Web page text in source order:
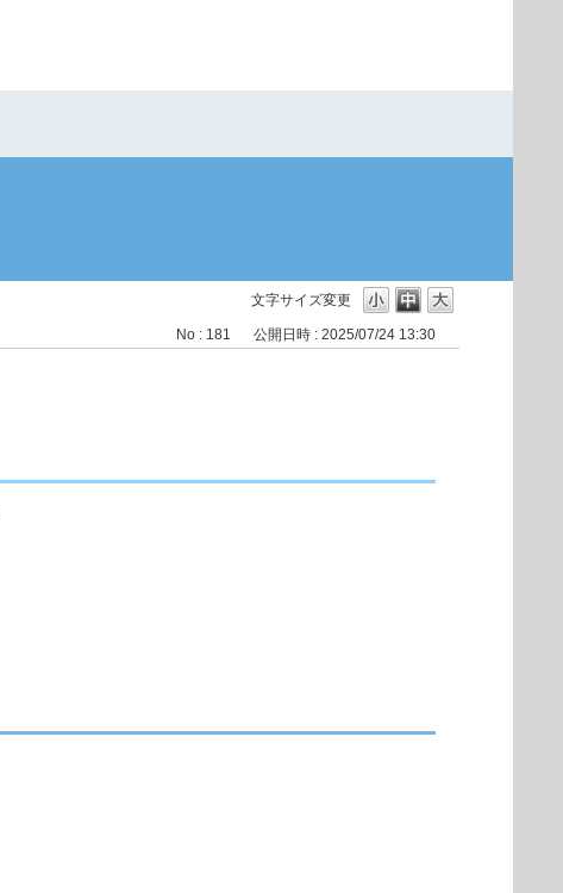
文字サイズ変更
No : 181 公開日時 : 2025/07/24 13:30